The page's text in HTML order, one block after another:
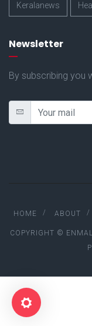
Keralanews
Newsletter
By subscribing you
HOME ABOUT
COPYRIGHT ©